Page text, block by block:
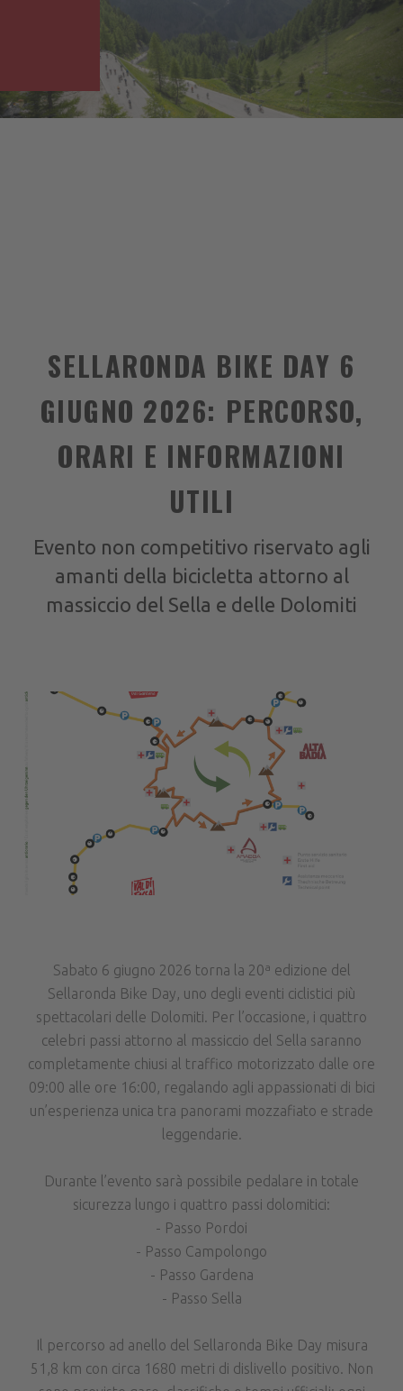
SELLARONDA BIKE DAY 6
GIUGNO 2026: PERCORSO,
ORARI E INFORMAZIONI
UTILI
Evento non competitivo riservato agli
amanti della bicicletta attorno al
massiccio del Sella e delle Dolomiti
Sabato 6 giugno 2026 torna la 20ª edizione del
Sellaronda Bike Day, uno degli eventi ciclistici più
spettacolari delle Dolomiti. Per l’occasione, i quattro
celebri passi attorno al massiccio del Sella saranno
completamente chiusi al traffico motorizzato dalle ore
09:00 alle ore 16:00, regalando agli appassionati di bici
un’esperienza unica tra panorami mozzafiato e strade
leggendarie.
Durante l’evento sarà possibile pedalare in totale
sicurezza lungo i quattro passi dolomitici:
- Passo Pordoi
- Passo Campolongo
- Passo Gardena
- Passo Sella
Il percorso ad anello del Sellaronda Bike Day misura
51,8 km con circa 1680 metri di dislivello positivo. Non